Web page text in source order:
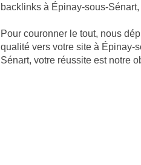
backlinks à Épinay-sous-
Pour couronner le tout, nous
qualité vers votre site à Épinay-
Sénart, votre réussite est notre